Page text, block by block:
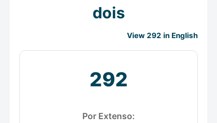
dois
View 292 in English
292
Por Extenso: